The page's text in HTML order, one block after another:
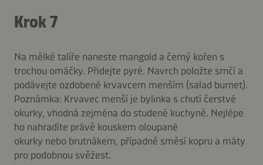
Krok 7
Na mělké talíře naneste mangold a černý kořen s
trochou omáčky. Přidejte pyré. Navrch položte srnčí a
podávejte ozdobené krvavcem menším (salad burnet).
Poznámka: Krvavec menší je bylinka s chutí čerstvé
okurky, vhodná zejména do studené kuchyně. Nejlépe
ho nahradíte právě kouskem oloupané
okurky nebo brutnákem, případně směsí kopru a máty
pro podobnou svěžest.